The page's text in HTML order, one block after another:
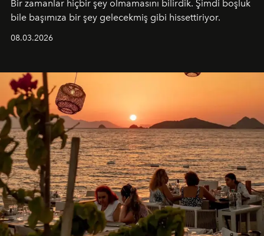
Bir zamanlar hiçbir şey olmamasını bilirdik. Şimdi boşluk
bile başımıza bir şey gelecekmiş gibi hissettiriyor.
08.03.2026